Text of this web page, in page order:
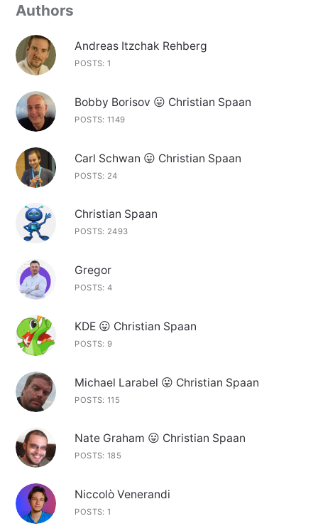
Authors
Andreas Itzchak Rehberg
POSTS: 1
Bobby Borisov 😛 Christian Spaan
POSTS: 1149
Carl Schwan 😛 Christian Spaan
POSTS: 24
Christian Spaan
POSTS: 2493
Gregor
POSTS: 4
KDE 😛 Christian Spaan
POSTS: 9
Michael Larabel 😛 Christian Spaan
POSTS: 115
Nate Graham 😛 Christian Spaan
POSTS: 185
Niccolò Venerandi
POSTS: 1